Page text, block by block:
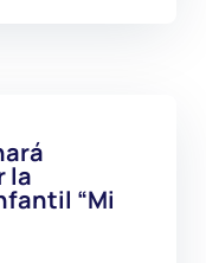
la
“Mi